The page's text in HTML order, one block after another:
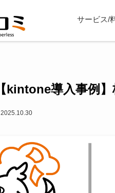
サービス/
【kintone導入事例
2025.10.30